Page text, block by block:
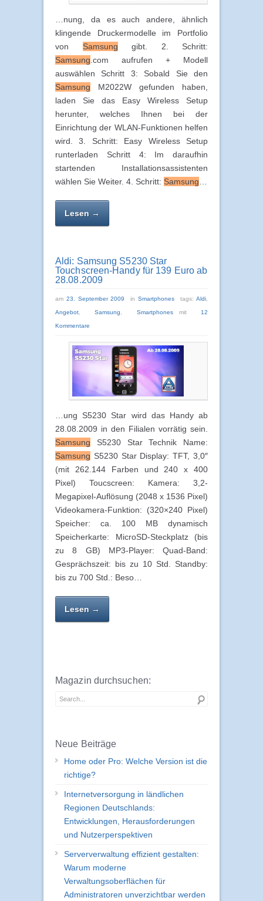
…nung, da es auch andere, ähnlich
klingende Druckermodelle im Portfolio
von Samsung gibt. 2. Schritt:
Samsung .com aufrufen + Modell
auswählen Schritt 3: Sobald Sie den
Samsung M2022W gefunden haben,
laden Sie das Easy Wireless Setup
herunter, welches Ihnen bei der
Einrichtung der WLAN-Funktionen helfen
wird. 3. Schritt: Easy Wireless Setup
runterladen Schritt 4: Im daraufhin
startenden Installationsassistenten
wählen Sie Weiter. 4. Schritt: Samsung
Lesen →
Aldi: Samsung S5230 Star
Touchscreen-Handy für 139 Euro ab
28.08.2009
am 23. September 2009 inSmartphones tags:Aldi,
Angebot,Samsung, Smartphones mit12
Kommentare
…ung S5230 Star wird das Handy ab
28.08.2009 in den Filialen vorrätig sein.
Samsung S5230 Star Technik Name:
Samsung S5230 Star Display: TFT, 3,0″
(mit 262.144 Farben und 240 x 400
Pixel) Toucscreen: Kamera: 3,2-
Megapixel-Auflösung (2048 x 1536 Pixel)
Videokamera-Funktion: (320×240 Pixel)
Speicher: ca. 100 MB dynamisch
Speicherkarte: MicroSD-Steckplatz (bis
zu 8 GB) MP3-Player: Quad-Band:
Gesprächszeit: bis zu 10 Std. Standby:
bis zu 700 Std.: Beso…
Lesen →
Magazin durchsuchen:
Neue Beiträge
Home oder Pro: Welche Version ist die
richtige?
Internetversorgung in ländlichen
Regionen Deutschlands:
Entwicklungen, Herausforderungen
und Nutzerperspektiven
Serververwaltung effizient gestalten:
Warum moderne
Verwaltungsoberflächen für
Administratoren unverzichtbar werden